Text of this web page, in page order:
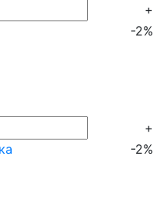
+
-2%
+
-2%